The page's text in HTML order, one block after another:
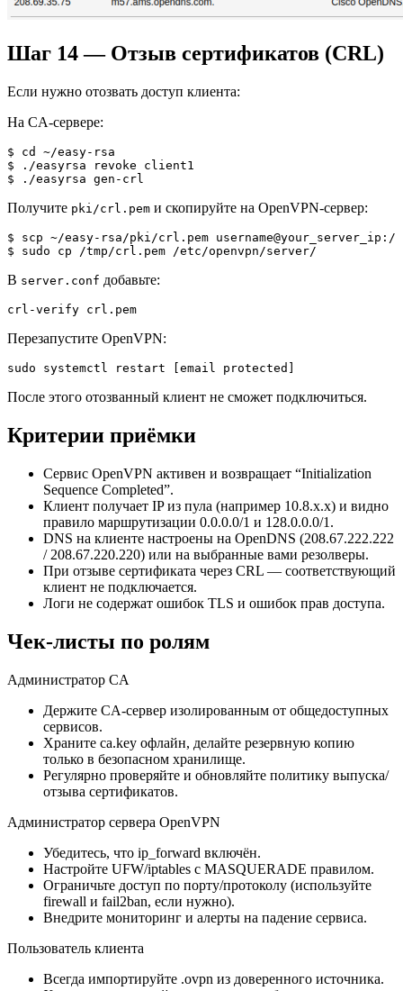
Шаг 14 — Отзыв сертификатов (CRL)
Если нужно отозвать доступ клиента:
На CA-сервере:
$ cd ~/easy-rsa
$ ./easyrsa revoke client1
$ ./easyrsa gen-crl
Получите pki/crl.pem и скопируйте на OpenVPN-сервер:
$ scp ~/easy-rsa/pki/crl.pem username@your_server_ip:/
$ sudo cp /tmp/crl.pem /etc/openvpn/server/
В server.conf добавьте:
crl-verify crl.pem
Перезапустите OpenVPN:
sudo systemctl restart [email protected]
После этого отозванный клиент не сможет подключиться.
Критерии приёмки
Сервис OpenVPN активен и возвращает “Initialization
Sequence Completed”.
Клиент получает IP из пула (например 10.8.x.x) и видно
правило маршрутизации 0.0.0.0/1 и 128.0.0.0/1.
DNS на клиенте настроены на OpenDNS (208.67.222.222
/ 208.67.220.220) или на выбранные вами резолверы.
При отзыве сертификата через CRL — соответствующий
клиент не подключается.
Логи не содержат ошибок TLS и ошибок прав доступа.
Чек-листы по ролям
Администратор CA
Держите CA-сервер изолированным от общедоступных
сервисов.
Храните ca.key офлайн, делайте резервную копию
только в безопасном хранилище.
Регулярно проверяйте и обновляйте политику выпуска/
отзыва сертификатов.
Администратор сервера OpenVPN
Убедитесь, что ip_forward включён.
Настройте UFW/iptables с MASQUERADE правилом.
Ограничьте доступ по порту/протоколу (используйте
firewall и fail2ban, если нужно).
Внедрите мониторинг и алерты на падение сервиса.
Пользователь клиента
Всегда импортируйте .ovpn из доверенного источника.